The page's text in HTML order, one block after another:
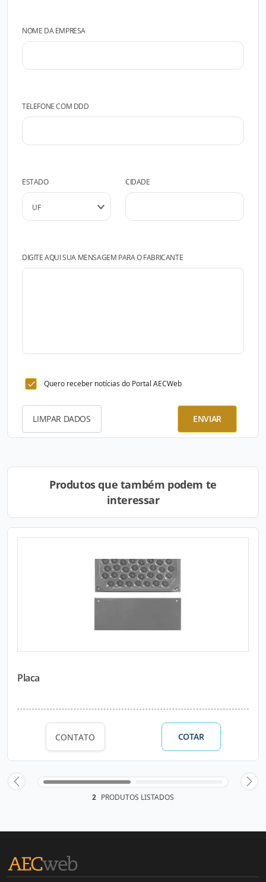
NOME DA EMPRESA
TELEFONE COM DDD
ESTADO CIDADE
DIGITE AQUI SUA MENSAGEM PARA O FABRICANTE
Quero receber notícias do Portal AECWeb
LIMPAR DADOS ENVIAR
Produtos que também podem te
interessar
Placa
CONTATO COTAR
2 PRODUTOS LISTADOS